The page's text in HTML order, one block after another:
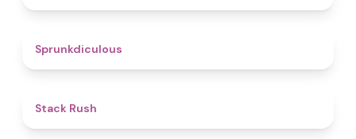
Sprunkdiculous
Stack Rush